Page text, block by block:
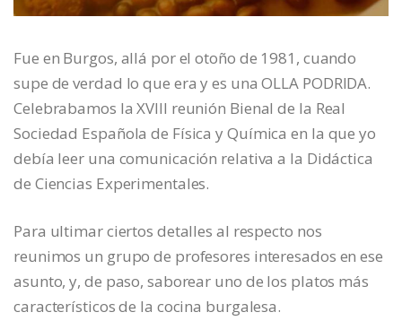
Fue en Burgos, allá por el otoño de 1981, cuando
supe de verdad lo que era y es una OLLA PODRIDA.
Celebrabamos la XVIII reunión Bienal de la Real
Sociedad Española de Física y Química en la que yo
debía leer una comunicación relativa a la Didáctica
de Ciencias Experimentales.
Para ultimar ciertos detalles al respecto nos
reunimos un grupo de profesores interesados en ese
asunto, y, de paso, saborear uno de los platos más
característicos de la cocina burgalesa.